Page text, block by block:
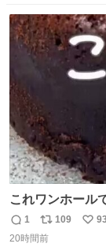
気もない。 実直
す。 #LUNE #約
ト
数
数
これワンホール
日食べてるけど
る😭 レシピリプ⬇️
返
信
1
リ
ポ
109
い
20時間前